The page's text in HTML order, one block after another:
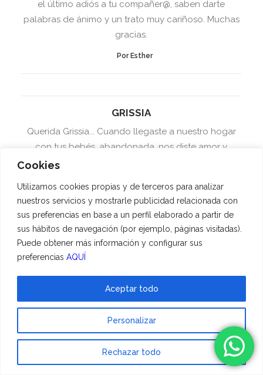
Cookies
Utilizamos cookies propias y de terceros para analizar
nuestros servicios y mostrarle publicidad relacionada con
sus preferencias en base a un perfil elaborado a partir de
sus hábitos de navegación (por ejemplo, páginas visitadas).
Puede obtener más información y configurar sus
preferencias AQUÍ
Personalizar
Rechazar todo
Aceptar todo
el último adiós a tu compañer@, saben darte
palabras de ánimo y un trato muy cariñoso. Muchas
gracias.
Por Esther
GRISSIA
Querida Grissia... Cuando llegaste a nuestro hogar
con tus bebés, abandonada, nos diste amor y
confianza en tus maravillosos 16 años y eso lo
GRACIAS POR ESTAR AHI PARA GRISSIA Y PARA
NOSOTROS... HA SIDO UN PLACER.
Por Sara Rojo
Gracias Hadescan por humanizar
Cuando hace 2 años mi perro Niko se fue, el dolor
tan intenso que tuve quedó reducido por la
profesionalidad, al amor, el cuidado y la sensibilidad
mostrada por ustedes. Los que tenemos peluditos
sabemos lo que es la ausencia de ellos y lo que